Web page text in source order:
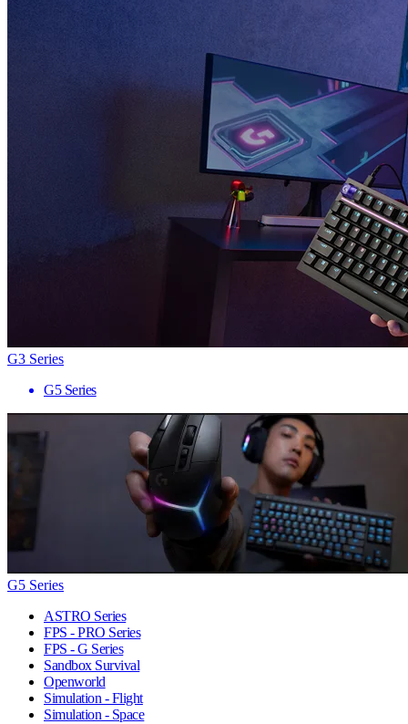
G3 Series
G5 Series
G5 Series
ASTRO Series
FPS - PRO Series
FPS - G Series
Sandbox Survival
Openworld
Simulation - Flight
Simulation - Space